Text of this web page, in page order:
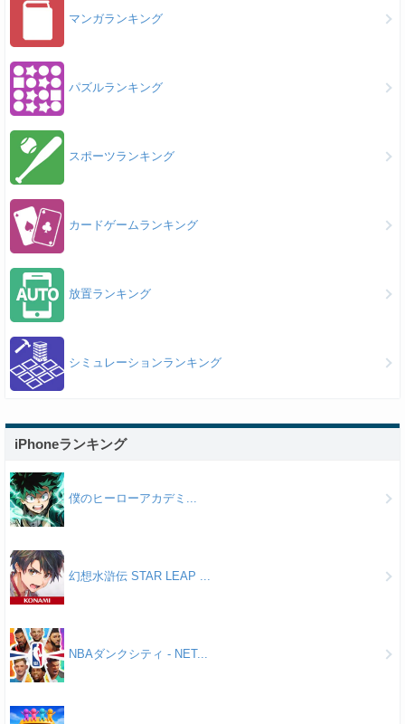
マンガランキング
パズルランキング
スポーツランキング
カードゲームランキング
放置ランキング
シミュレーションランキング
iPhoneランキング
僕のヒーローアカデミ...
幻想水滸伝 STAR LEAP ...
NBAダンクシティ - NET...